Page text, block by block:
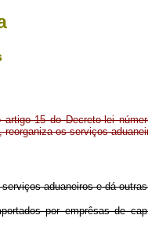
15 do Decreto-lei
os serviços
aduaneiros e dá
por emprêsas de